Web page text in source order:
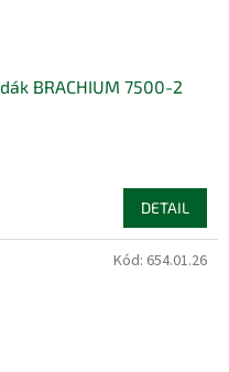
BRACHIUM 7500-2
DETAIL
Kód: 654.01.26